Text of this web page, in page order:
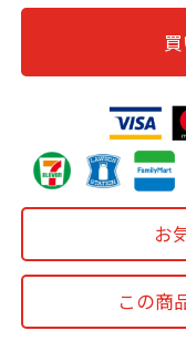
お
この商